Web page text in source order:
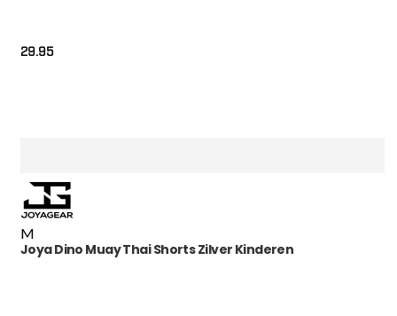
29.95
M
Joya Dino Muay Thai Shorts Zilver Kinderen